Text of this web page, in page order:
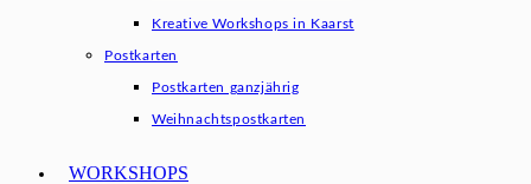
Kreative Workshops in Kaarst
Postkarten
Postkarten ganzjährig
Weihnachtspostkarten
WORKSHOPS